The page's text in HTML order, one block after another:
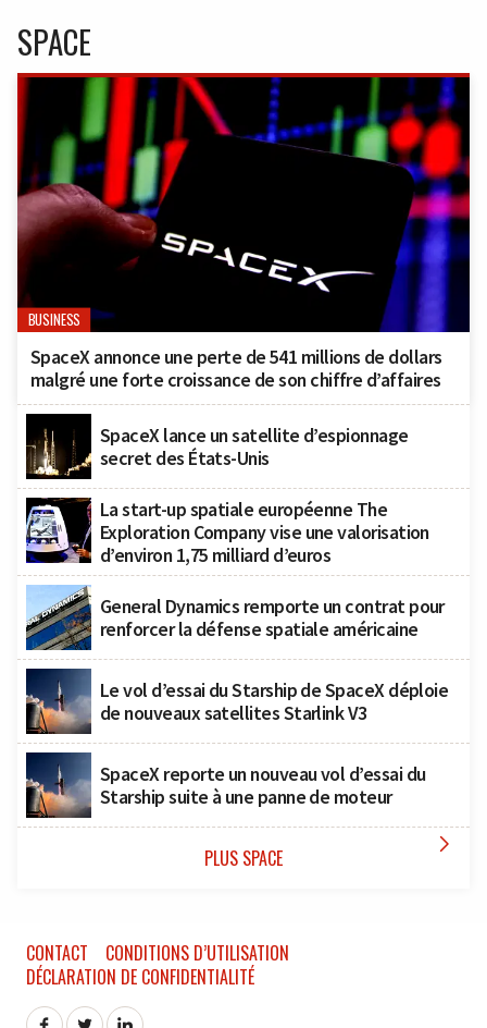
SPACE
BUSINESS
SpaceX annonce une perte de 541 millions de dollars
malgré une forte croissance de son chiffre d’affaires
SpaceX lance un satellite d’espionnage
secret des États-Unis
La start-up spatiale européenne The
Exploration Company vise une valorisation
d’environ 1,75 milliard d’euros
General Dynamics remporte un contrat pour
renforcer la défense spatiale américaine
Le vol d’essai du Starship de SpaceX déploie
de nouveaux satellites Starlink V3
SpaceX reporte un nouveau vol d’essai du
Starship suite à une panne de moteur
PLUS SPACE 
CONTACT
CONDITIONS D’UTILISATION
DÉCLARATION DE CONFIDENTIALITÉ